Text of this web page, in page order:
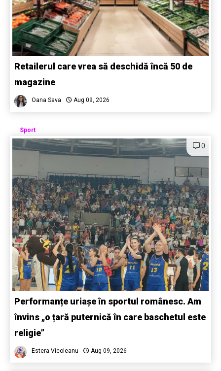
Retailerul care vrea să deschidă încă 50 de
magazine
Oana Sava Aug 09, 2026
Sport
0
Performanțe uriașe în sportul românesc. Am
învins „o țară puternică în care baschetul este
religie”
Estera Vicoleanu Aug 09, 2026